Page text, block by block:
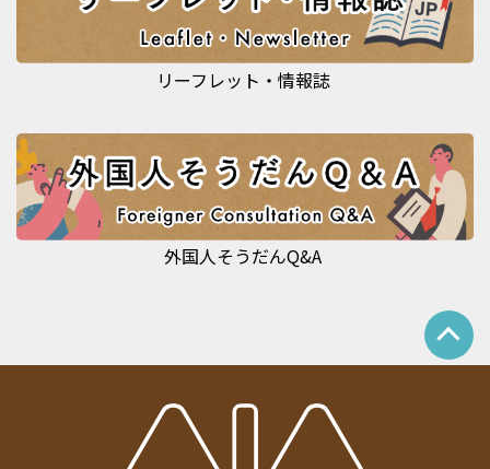
リーフレット・情報誌
外国人そうだんQ&A